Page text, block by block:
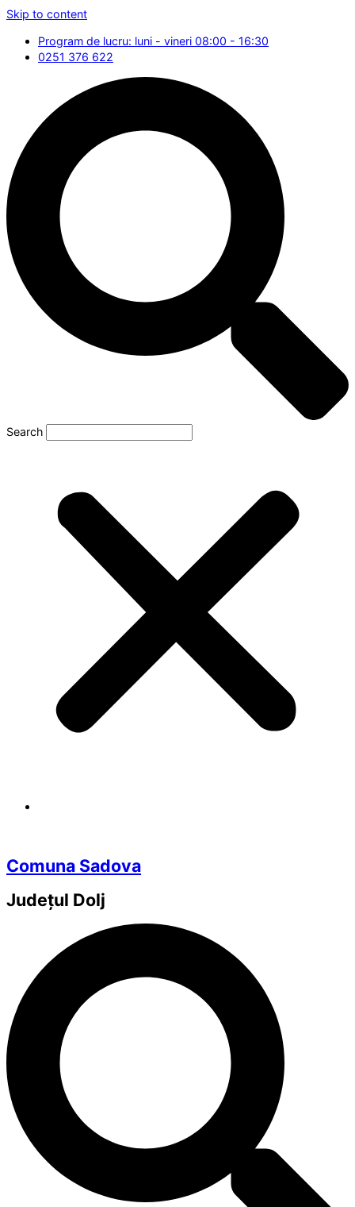
Skip to content
Program de lucru: luni - vineri 08:00 - 16:30
0251 376 622
Search
Comuna Sadova
Județul Dolj